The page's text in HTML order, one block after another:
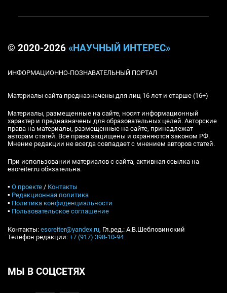
© 2020-2026 «НАУЧНЫЙ ИНТЕРЕС»
ИНФОРМАЦИОННО-ПОЗНАВАТЕЛЬНЫЙ ПОРТАЛ
Материалы сайта предназначены для лиц 16 лет и старше (16+)
Материалы, размещенные на сайте, носят информационный
характер и предназначены для образовательных целей. Авторские
права на материалы, размещенные на сайте, принадлежат
авторам статей. Все права защищены и охраняются законом РФ.
Мнение редакции не всегда совпадает с мнением авторов статей.
При использовании материалов с сайта, активная ссылка на
esoreiter.ru обязательна.
▪ О проекте / Контакты
▪ Редакционная политика
▪ Политика конфиденциальности
▪ Пользовательское соглашение
Контакты: esoreiter@yandex.ru, Гл.ред.: А.В.Шебловинский
Телефон редакции: +7 (917) 398-10-94
МЫ В СОЦСЕТЯХ